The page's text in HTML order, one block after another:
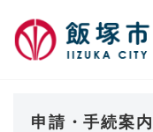
申請・手続案内